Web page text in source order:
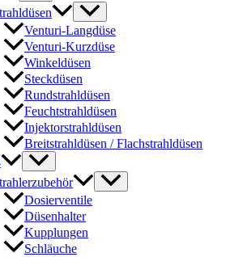
Venturi-Langdüse
Venturi-Kurzdüse
Winkeldüsen
Steckdüsen
Rundstrahldüsen
Feuchtstrahldüsen
Injektorstrahldüsen
Breitstrahldüsen / Flachstrahldüsen
Dosierventile
Düsenhalter
Kupplungen
Schläuche